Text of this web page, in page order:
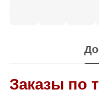
Заказы по